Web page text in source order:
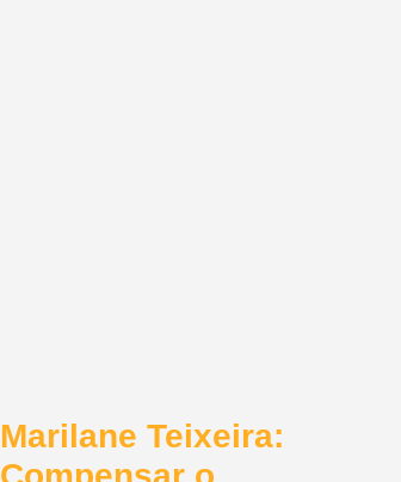
Marilane Teixeira: